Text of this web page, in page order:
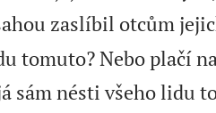
zaslíbil otcům
tomuto? Nebo plačí
sám nésti všeho lidu